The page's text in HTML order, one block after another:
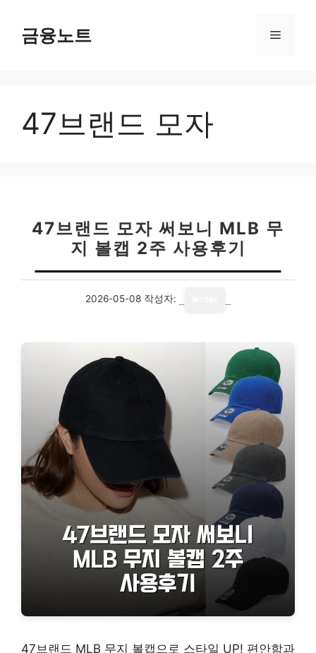
금융노트 메
47브랜드 모자
47브랜드 모자 써보니 MLB 무
지 볼캡 2주 사용후기
2026-05-08 작성자:
47브랜드 MLB 무지 볼캡으로 스타일 UP! 편안함과